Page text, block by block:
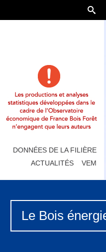
DONNÉES DE LA FILIÈRE
ACTUALITÉS
VEM
Le Bois